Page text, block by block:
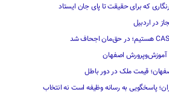
که برای حقیقت تا پای جان ایستاد‌‌
آموزش‌وپرورش اصفهان
قیمت ملک در دور باطل
پاسخگویی به رسانه وظیفه است نه انتخاب